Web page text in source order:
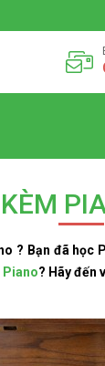
? Bạn đã
Piano? Hãy đến